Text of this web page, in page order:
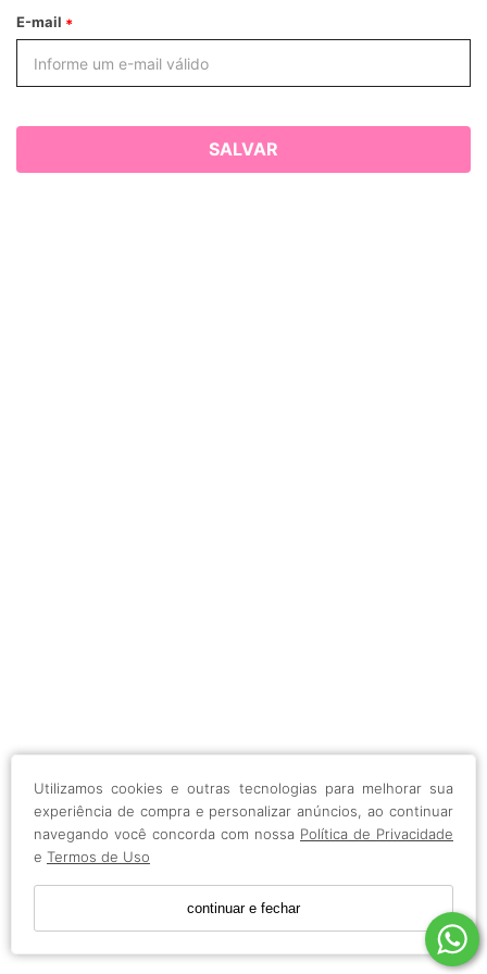
Utilizamos cookies e outras tecnologias para melhorar sua
experiência de compra e personalizar anúncios, ao continuar
navegando você concorda com nossa Política de Privacidade
e Termos de Uso
continuar e fechar
E-mail
SALVAR